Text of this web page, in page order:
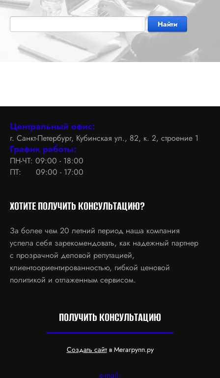
Найти
Центральный офис:
г. Санкт-Петербург, Кубинская ул., 82, к. 2, строение 1
График работы:
ПН-ЧТ: 09:00 - 18:00
ПТ: 09:00 - 17:00
ХОТИТЕ ПОЛУЧИТЬ КОНСУЛЬТАЦИЮ?
За более чем 20 летний период наша компания
успела себя зарекомендовать, как надежный партнер
с прозрачной деловой репутацией,
клиентоориентированностью, гибкой ценовой
политикой и отлаженным сервисом.
ПОЛУЧИТЬ КОНСУЛЬТАЦИЮ
Создать сайтв Мегагрупп.ру
e-mail: